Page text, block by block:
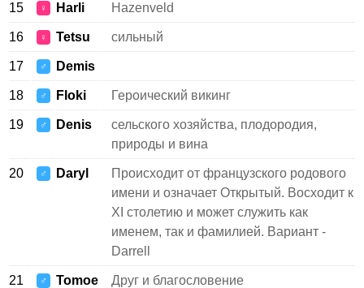
15 ♀ Harli Hazenveld
16 ♀ Tetsu сильный
17 ♂ Demis
18 ♂ Floki Героический викинг
19 ♂ Denis
сельского хозяйства, плодородия,
природы и вина
20 ♂ Daryl
Происходит от французского родового
имени и означает Открытый. Восходит к
XI столетию и может служить как
именем, так и фамилией. Вариант -
Darrell
21 ♂ Tomoe Друг и благословение